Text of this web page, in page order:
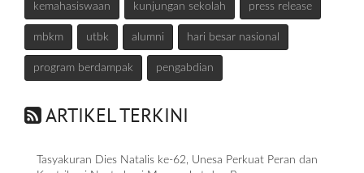
kemahasiswaan kunjungan sekolah press release
mbkm utbk alumni hari besar nasional
program berdampak pengabdian
ARTIKEL TERKINI
Tasyakuran Dies Natalis ke-62, Unesa Perkuat Peran dan